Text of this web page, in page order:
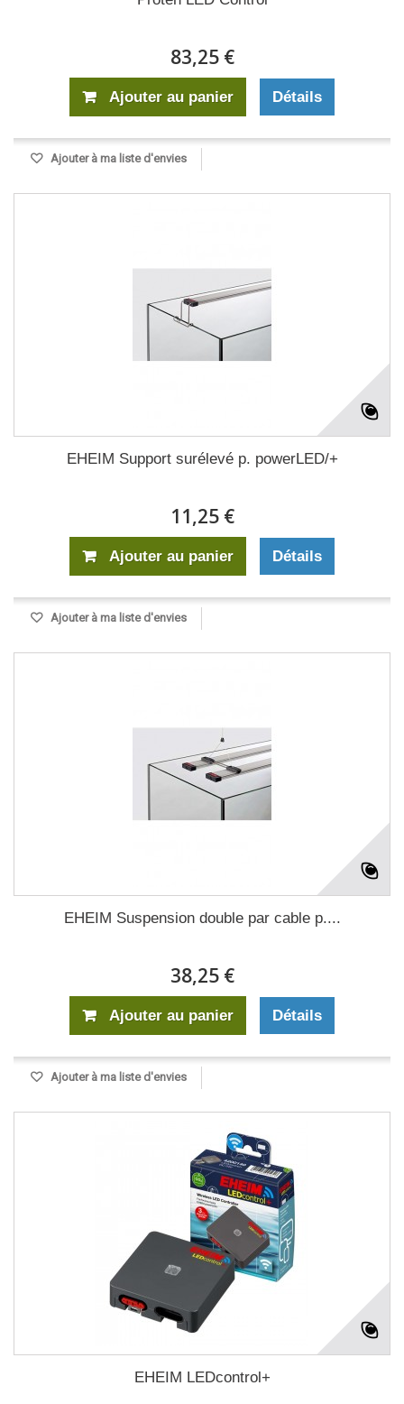
83,25 €
Ajouter au panier Détails
Ajouter à ma liste d'envies
EHEIM Support surélevé p. powerLED/+
11,25 €
Ajouter au panier Détails
Ajouter à ma liste d'envies
EHEIM Suspension double par cable p....
38,25 €
Ajouter au panier Détails
Ajouter à ma liste d'envies
EHEIM LEDcontrol+